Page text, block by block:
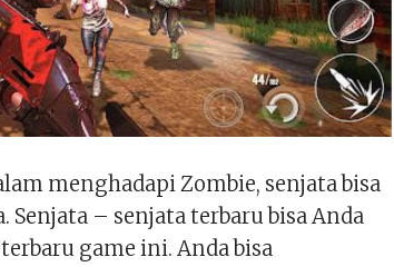
menghadapi Zombie, senjata bisa
Senjata – senjata terbaru bisa Anda
game ini. Anda bisa